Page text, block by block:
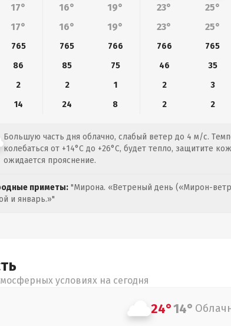
17° 16° 19° 23° 25°
17° 16° 19° 23° 25°
765 765 766 766 765
86 85 75 46 35
2 2 1 2 3
14 24 8 2 2
Большую часть дня облачно, слабый ветер до 4 м/с.
колебаться от +14°C до +26°C, будет тепло, защитите
ожидается прояснение.
приметы: "Мирона. «Ветреный день («Мирон-
и январь.»"
условиях на сегодня
24°14°